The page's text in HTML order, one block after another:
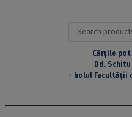
Search
Cărțile pot
Bd.
- holul Facultății